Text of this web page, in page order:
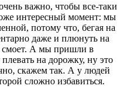
важно, чтобы все-таки
интересный момент: мы
потому что, бегая на
даже и плюнуть на
смоет. А мы пришли в
на дорожку, ну это
скажем так. А у людей
сложно избавиться.